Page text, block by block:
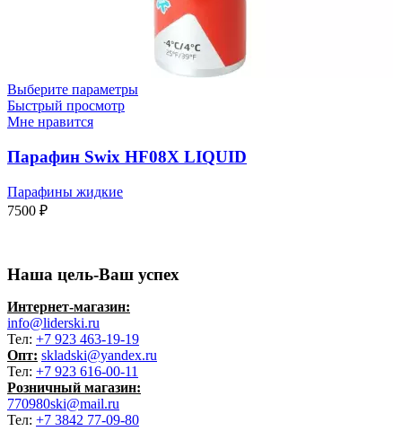
Выберите параметры
Быстрый просмотр
Мне нравится
Парафин Swix HF08X LIQUID
Парафины жидкие
7500 ₽
Наша цель-Ваш успех
Интернет-магазин:
info@liderski.ru
Тел: +7 923 463-19-19
Опт: skladski@yandex.ru
Тел: +7 923 616-00-11
Розничный магазин:
770980ski@mail.ru
Тел: +7 3842 77-09-80